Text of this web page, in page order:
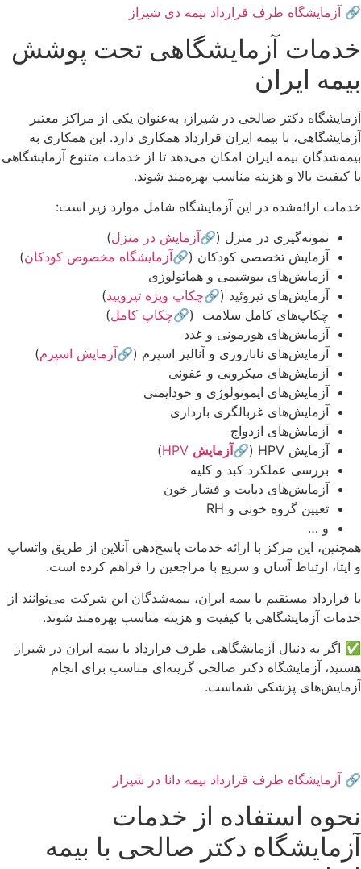
🔗 آزمایشگاه طرف قرارداد بیمه دی شیراز
خدمات آزمایشگاهی تحت پوشش
بیمه ایران
آزمایشگاه دکتر صالحی در شیراز، به‌عنوان یکی از مراکز معتبر
آزمایشگاهی، با بیمه ایران قرارداد همکاری دارد. این همکاری به
بیمه‌شدگان بیمه ایران امکان می‌دهد تا از خدمات متنوع آزمایشگاهی
با کیفیت بالا و هزینه مناسب بهره‌مند شوند.​
خدمات ارائه‌شده در این آزمایشگاه شامل موارد زیر است:​
نمونه‌گیری در منزل (🔗آزمایش در منزل)
آزمایش تخصصی کودکان (🔗آزمایشگاه مخصوص کودکان)
آزمایش‌های بیوشیمی و هماتولوژی
آزمایش‌های تیروئید (🔗چکاپ ویژه تیرویید)
چکاپ‌های کامل سلامت (🔗چکاپ کامل)
آزمایش‌های هورمونی و غدد
آزمایش‌های ناباروری و آنالیز اسپرم (🔗آزمایش اسپرم)
آزمایش‌های میکروبی و عفونی
آزمایش‌های ایمونولوژی و خودایمنی
آزمایش‌های غربالگری بارداری
آزمایش‌های ازدواج
آزمایش HPV (🔗
آزمایش
)
بررسی عملکرد کبد و کلیه
آزمایش‌های دیابت و فشار خون
تعیین گروه خونی و RH
و …
همچنین، این مرکز با ارائه خدمات پاسخ‌دهی آنلاین از طریق واتساپ
و ایتا، ارتباط آسان و سریع با مراجعین را فراهم کرده است.
با قرارداد مستقیم با بیمه ایران، بیمه‌شدگان این شرکت می‌توانند از
خدمات آزمایشگاهی با کیفیت و هزینه مناسب بهره‌مند شوند.
✅ اگر به دنبال آزمایشگاهی طرف قرارداد با بیمه ایران در شیراز
هستید، آزمایشگاه دکتر صالحی گزینه‌ای مناسب برای انجام
آزمایش‌های پزشکی شماست.
🔗 آزمایشگاه طرف قرارداد بیمه دانا در شیراز
نحوه استفاده از خدمات
آزمایشگاه دکتر صالحی با بیمه